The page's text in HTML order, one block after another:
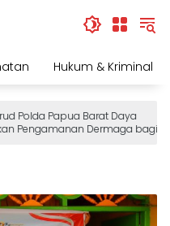
Hukum & Kriminal
Polda Papua Barat Daya
Pengamanan Dermaga bagi